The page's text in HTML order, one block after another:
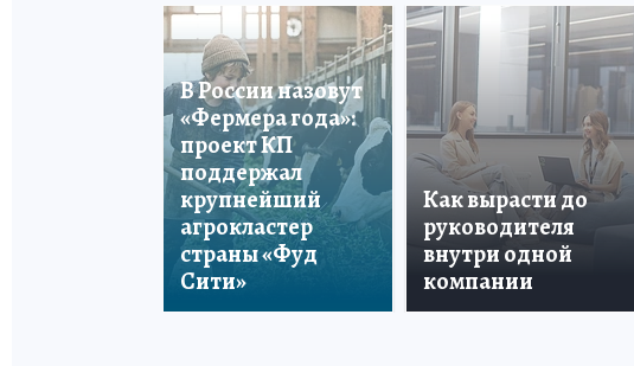
В России назовут
«Фермера года»:
проект КП
поддержал
крупнейший
агрокластер
страны «Фуд
Сити»
Как вырасти до
руководителя
внутри одной
компании